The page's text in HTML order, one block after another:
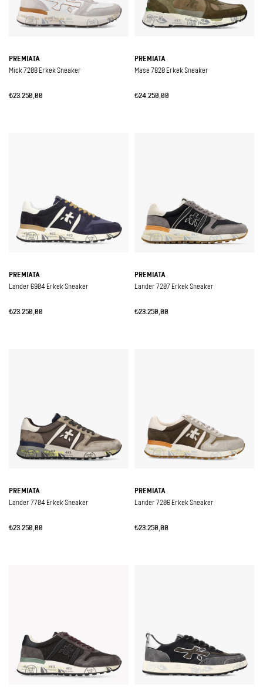
PREMIATA
Mick 7208 Erkek Sneaker
₺23.250,00
PREMIATA
Mase 7820 Erkek Sneaker
₺24.250,00
PREMIATA
Lander 6904 Erkek Sneaker
₺23.250,00
PREMIATA
Lander 7207 Erkek Sneaker
₺23.250,00
PREMIATA
Lander 7704 Erkek Sneaker
₺23.250,00
PREMIATA
Lander 7206 Erkek Sneaker
₺23.250,00